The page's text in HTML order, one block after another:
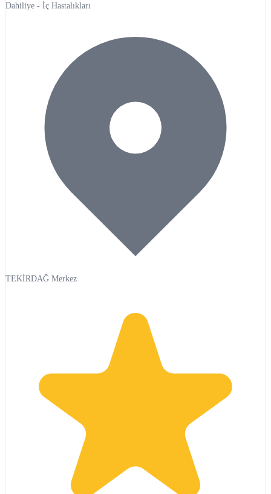
Dahiliye - İç Hastalıkları
TEKİRDAĞ Merkez